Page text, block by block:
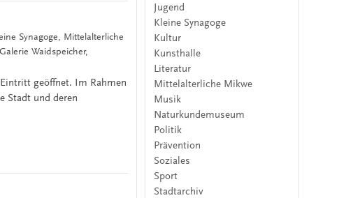
Synagoge, Mittelalterliche
Waidspeicher,
geöffnet. Im Rahmen
Stadt und deren
Jugend
Kleine Synagoge
Kultur
Kunsthalle
Literatur
Mittelalterliche Mikwe
Musik
Naturkundemuseum
Politik
Prävention
Soziales
Sport
Stadtarchiv